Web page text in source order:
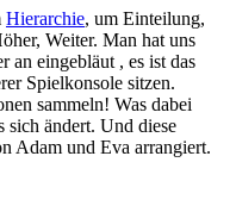
Hierarchie, um Einteilung,
Weiter. Man hat uns
an eingebläut , es ist das
Spielkonsole sitzen.
sammeln! Was dabei
sich ändert. Und diese
Adam und Eva arrangiert.